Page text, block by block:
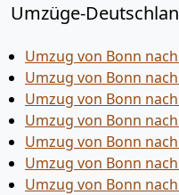
Umzüge-
Umzug von Bonn
Umzug von Bonn
Umzug von Bonn
Umzug von Bonn
Umzug von Bonn
Umzug von Bonn
Umzug von Bonn